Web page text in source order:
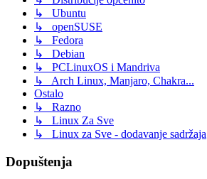
↳ Ubuntu
↳ openSUSE
↳ Fedora
↳ Debian
↳ PCLinuxOS i Mandriva
↳ Arch Linux, Manjaro, Chakra...
Ostalo
↳ Razno
↳ Linux Za Sve
↳ Linux za Sve - dodavanje sadržaja
Dopuštenja